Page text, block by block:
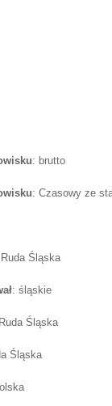
: brutto
: Czasowy ze
Śląska
: śląskie
Śląska
Śląska